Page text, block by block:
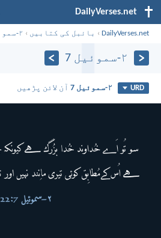
DailyVerses.net
DailyVerses.net
› بائبل کی کتابیں › ۲-سموئیل
۲-سموئیل 7
URD ۲-سموئیل 7 آن لائن پڑھیں